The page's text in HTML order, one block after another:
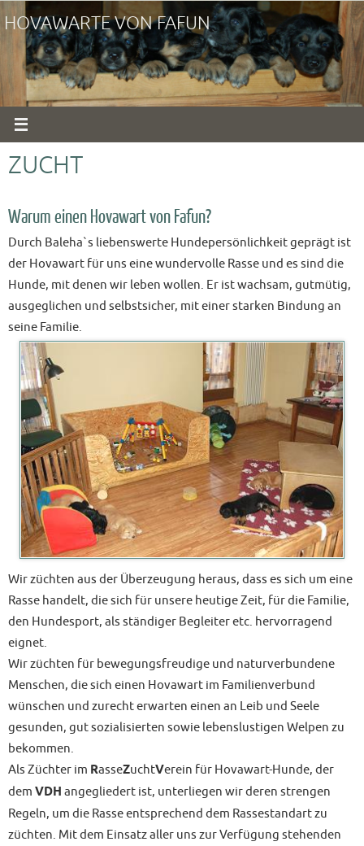
Zum
Inhalt
springen
HOVAWARTE VON FAFUN
ZUCHT
Warum einen Hovawart von Fafun?
Durch Baleha`s liebenswerte Hundepersönlichkeit geprägt ist
der Hovawart für uns eine wundervolle Rasse und es sind die
Hunde, mit denen wir leben wollen. Er ist wachsam, gutmütig,
ausgeglichen und selbstsicher, mit einer starken Bindung an
seine Familie.
Wir züchten aus der Überzeugung heraus, dass es sich um eine
Rasse handelt, die sich für unsere heutige Zeit, für die Familie,
den Hundesport, als ständiger Begleiter etc. hervorragend
eignet.
Wir züchten für bewegungsfreudige und naturverbundene
Menschen, die sich einen Hovawart im Familienverbund
wünschen und zurecht erwarten einen an Leib und Seele
gesunden, gut sozialisierten sowie lebenslustigen Welpen zu
bekommen.
Als Züchter im RasseZuchtVerein für Hovawart-Hunde, der
dem VDH angegliedert ist, unterliegen wir deren strengen
Regeln, um die Rasse entsprechend dem Rassestandart zu
züchten. Mit dem Einsatz aller uns zur Verfügung stehenden